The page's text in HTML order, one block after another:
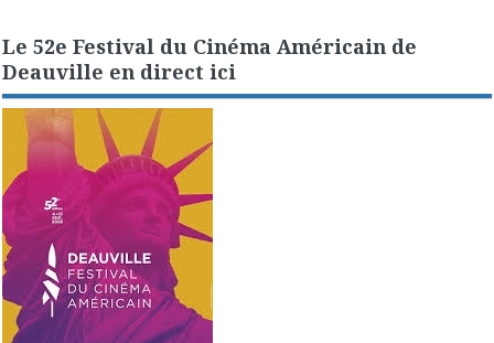
Le 52e Festival du Cinéma Américain de
Deauville en direct ici